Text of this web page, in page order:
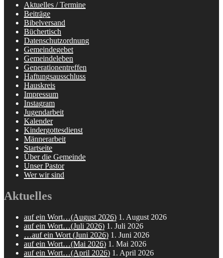
Aktuelles / Termine
Beiträge
Bibelversand
Büchertisch
Datenschutzordnung
Gemeindegebet
Gemeindeleben
Generationentreffen
Haftungsausschluss
Hauskreis
Impressum
Instagram
Jugendarbeit
Kalender
Kindergottesdienst
Männerarbeit
Startseite
Über die Gemeinde
Unser Pastor
Wer wir sind
Aktuelles
auf ein Wort…(August 2026) 1. August 2026
auf ein Wort…(Juli 2026) 1. Juli 2026
…auf ein Wort (Juni 2026) 1. Juni 2026
auf ein Wort…(Mai 2026) 1. Mai 2026
auf ein Wort…(April 2026) 1. April 2026